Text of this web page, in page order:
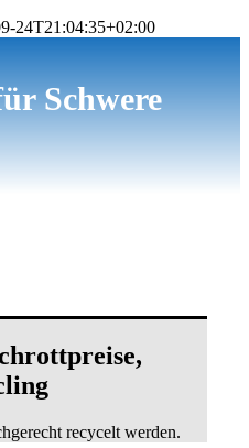
24T21:04:35+02:00
Schwere
recycelt werden.